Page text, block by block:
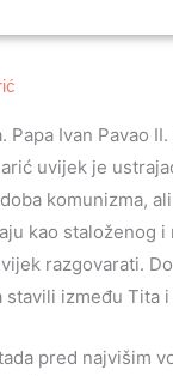
Ivan Pavao
uvijek je
komunizma,
kao staloženog i
razgovarati.
između Tita i
pred najvišim